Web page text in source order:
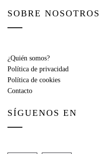
SOBRE NOSOTROS
¿Quién somos?
Política de privacidad
Política de cookies
Contacto
SÍGUENOS EN